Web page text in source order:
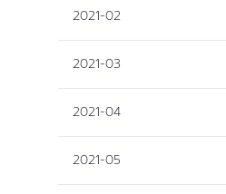
2021-02
2021-03
2021-04
2021-05